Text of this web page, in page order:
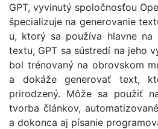
GPT, vyvinutý spoločnosťou
špecializuje na generovanie
u, ktorý sa používa hlavne na
textu, GPT sa sústredí na jeho
bol trénovaný na obrovskom
a dokáže generovať text,
prirodzený. Môže sa použiť
tvorba článkov,
a dokonca aj písanie